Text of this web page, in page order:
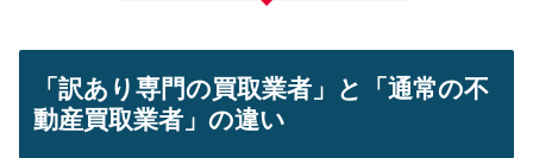
「訳あり専門の買取業者」と「通常の不
動産買取業者」の違い